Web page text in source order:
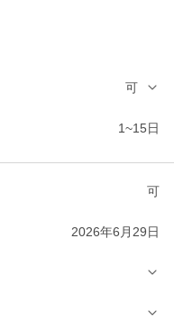
可
1~15日
可
2026年6月29日